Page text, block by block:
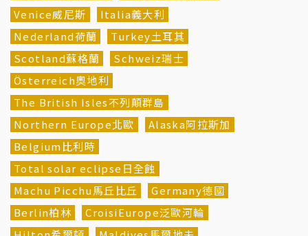
Venice威尼斯
Italia義大利
Nederland荷蘭
Turkey土耳其
Scotland蘇格蘭
Schweiz瑞士
Österreich奧地利
The British Isles不列顛群島
Northern Europe北歐
Alaska阿拉斯加
Belgium比利時
Total solar eclipse日全蝕
Machu Picchu馬丘比丘
Germany德國
Berlin柏林
CroisiEurope泛歐河輪